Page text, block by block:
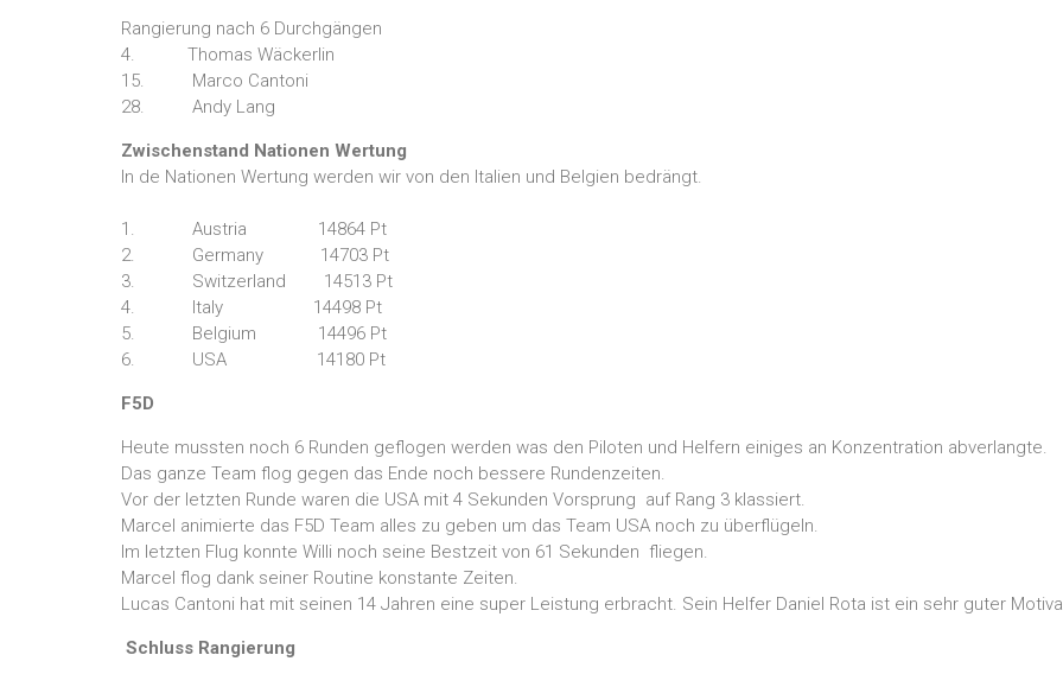
Rangierung nach 6 Durchgängen
4. Thomas Wäckerlin
15. Marco Cantoni
28. Andy Lang
Zwischenstand Nationen Wertung
In de Nationen Wertung werden wir von den Italien und Belgien bedrängt.
1. Austria 14864 Pt
2. Germany 14703 Pt
3. Switzerland 14513 Pt
4. Italy 14498 Pt
5. Belgium 14496 Pt
6. USA 14180 Pt
F5D
Heute mussten noch 6 Runden geflogen werden was den Piloten und Helfern einiges an Konzentration abverlangte.
Das ganze Team flog gegen das Ende noch bessere Rundenzeiten.
Vor der letzten Runde waren die USA mit 4 Sekunden Vorsprung auf Rang 3 klassiert.
Marcel animierte das F5D Team alles zu geben um das Team USA noch zu überflügeln.
Im letzten Flug konnte Willi noch seine Bestzeit von 61 Sekunden fliegen.
Marcel flog dank seiner Routine konstante Zeiten.
Lucas Cantoni hat mit seinen 14 Jahren eine super Leistung erbracht. Sein Helfer Daniel Rota ist ein sehr guter
Schluss Rangierung